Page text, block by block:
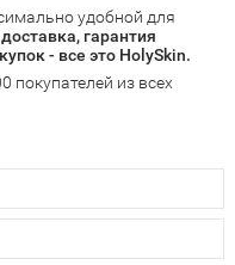
бесплатную
оплаты в Вашем городе
удобной для
гарантия
- все это HolySkin.
из всех
вопросы по работе
рассказать о